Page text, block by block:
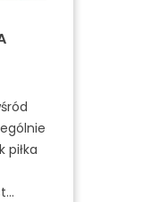
piłka